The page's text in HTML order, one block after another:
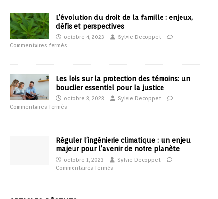
L’évolution du droit de la famille : enjeux,
défis et perspectives
octobre 4, 2023
Sylvie Decoppet
Commentaires fermés
Les lois sur la protection des témoins: un
bouclier essentiel pour la justice
octobre 3, 2023
Sylvie Decoppet
Commentaires fermés
Réguler l’ingénierie climatique : un enjeu
majeur pour l’avenir de notre planète
octobre 1, 2023
Sylvie Decoppet
Commentaires fermés